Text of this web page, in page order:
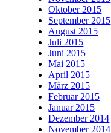
Oktober 2015
September 2015
August 2015
Juli 2015
Juni 2015
Mai 2015
April 2015
März 2015
Februar 2015
Januar 2015
Dezember 2014
November 2014